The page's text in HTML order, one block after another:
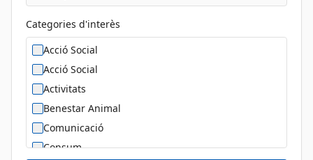
Categories d'interès
Acció Social
Acció Social
Activitats
Benestar Animal
Comunicació
Consum